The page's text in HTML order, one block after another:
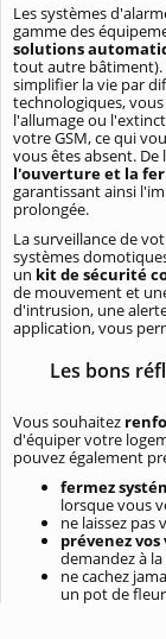
Les systèmes
gamme des
solutions
tout autre bâtiment).
simplifier la vie par
technologiques,
l'allumage ou
votre GSM, ce qui
vous êtes absent.
l'ouverture et la
garantissant ainsi
prolongée.
La surveillance de
systèmes
un kit de sécurité
de mouvement et
d'intrusion, une
application, vous
Les bons
Vous souhaitez
d'équiper votre
pouvez également
fermez
lorsque vous
ne laissez pas
prévenez vos
demandez à
ne cachez
un pot de